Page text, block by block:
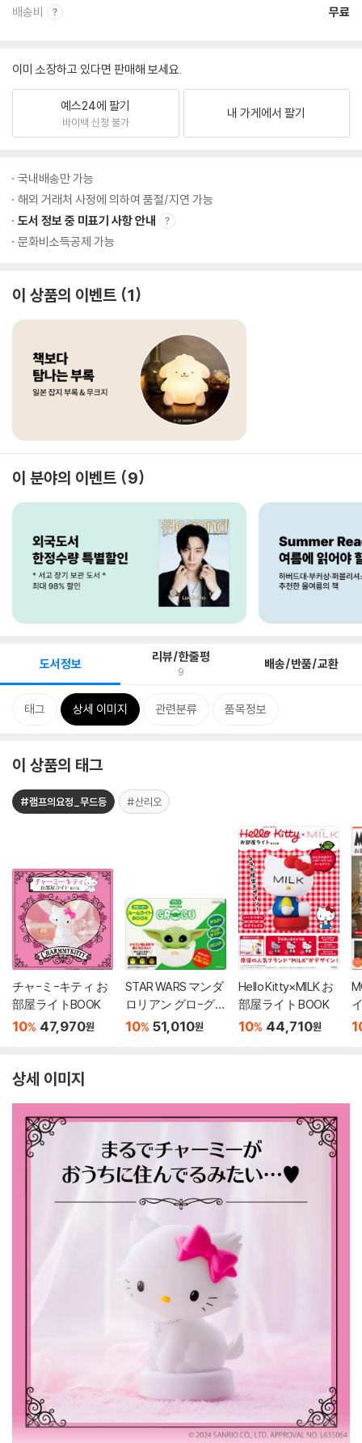
배송비 무료
이미 소장하고 있다면 판매해 보세요.
예스24에 팔기
바이백 신청 불가
내 가게에서 팔기
국내배송만 가능
해외 거래처 사정에 의하여 품절/지연 가능
도서 정보 중 미표기 사항 안내
문화비소득공제 가능
이 상품의 이벤트 1
이 분야의 이벤트 9
도서정보 리뷰/한줄평
9 배송/반품/교환
태그 상세 이미지 관련분류 품목정보
이 상품의 태그
#램프의요정_무드등 #산리오
チャ-ミ-キティ お
部屋ライトBOOK
10% 47,970원
STAR WARS マンダ
ロリアン グロ-グ-
ル-ムライトBOOK
10% 51,010원
Hello Kitty×MILK お
部屋ライト BOOK
10% 44,710원
상세 이미지